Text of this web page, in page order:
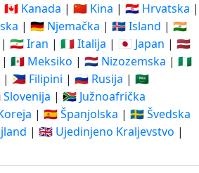
🇨🇦 Kanada | 🇨🇳 Kina | 🇭🇷 Hrvatska |
| 🇩🇪 Njemačka | 🇮🇸 Island | 🇮🇳
| 🇮🇷 Iran | 🇮🇹 Italija | 🇯🇵 Japan | 🇱🇻
| 🇲🇽 Meksiko | 🇳🇱 Nizozemska | 🇳🇬
| 🇵🇭 Filipini | 🇷🇺 Rusija | 🇸🇦
| 🇿🇦 Južnoafrička
| 🇪🇸 Španjolska | 🇸🇪 Švedska
| 🇬🇧 Ujedinjeno Kraljevstvo |